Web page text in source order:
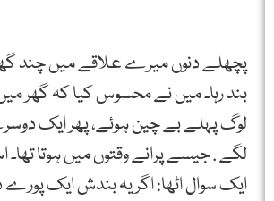
پچھلے دنوں میرے علاقے میں چند
بند رہا۔ میں نے محسوس کیا کہ گھر
لوگ پہلے بے چین ہوئے، پھر ایک
لگے . جیسے پرانے وقتوں میں ہوتا
ایک سوال اٹھا: اگر یہ بندش ایک